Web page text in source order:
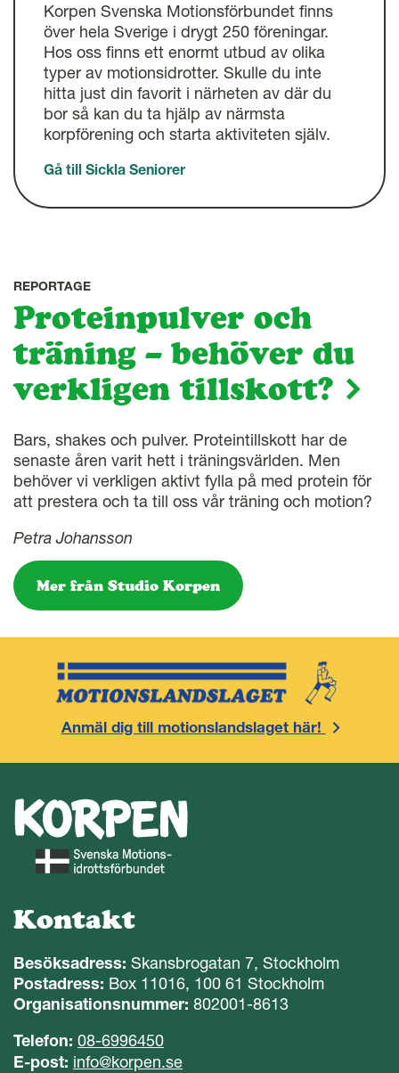
Korpen Svenska Motionsförbundet finns
över hela Sverige i drygt 250 föreningar.
Hos oss finns ett enormt utbud av olika
typer av motionsidrotter. Skulle du inte
hitta just din favorit i närheten av där du
bor så kan du ta hjälp av närmsta
korpförening och starta aktiviteten själv.
Gå till Sickla Seniorer
REPORTAGE
Proteinpulver och
träning – behöver du
verkligen tillskott?
Bars, shakes och pulver. Proteintillskott har de
senaste åren varit hett i träningsvärlden. Men
behöver vi verkligen aktivt fylla på med protein för
att prestera och ta till oss vår träning och motion?
Petra Johansson
Mer från Studio Korpen
Anmäl dig till motionslandslaget här!
Kontakt
Besöksadress: Skansbrogatan 7, Stockholm
Postadress: Box 11016, 100 61 Stockholm
Organisationsnummer: 802001-8613
Telefon: 08-6996450
E-post: info@korpen.se